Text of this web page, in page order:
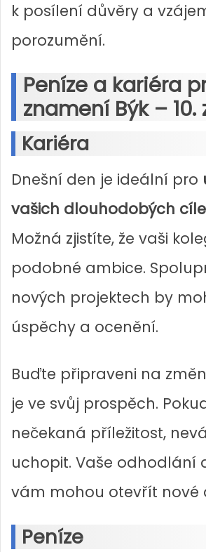
k posílení důvěry a
porozumění.
Peníze a kariéra
znamení Býk –
Kariéra
Dnešní den je ideální pro
vašich dlouhodobých
Možná zjistíte, že vaši
podobné ambice.
nových projektech by
úspěchy a ocenění.
Buďte připraveni na
je ve svůj prospěch.
nečekaná příležitost,
uchopit. Vaše odhodlání
vám mohou otevřít nové
Peníze